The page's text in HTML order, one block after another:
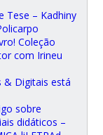
Tese – Kadhiny
Coleção
com Irineu
& Digitais está
sobre
didáticos –